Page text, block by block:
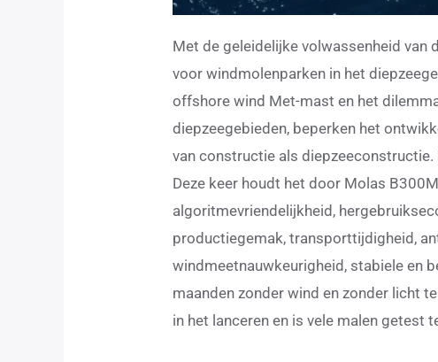
Met de geleidelijke volwassenheid van
voor windmolenparken in het
offshore wind Met-mast en het
diepzeegebieden, beperken het
van constructie als
Deze keer houdt het door Molas
algoritmevriendelijkheid,
productiegemak, transporttijdigheid,
windmeetnauwkeurigheid, stabiele en
maanden zonder wind en zonder licht
in het lanceren en is vele malen getest